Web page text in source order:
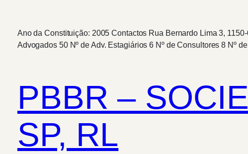
Ano da Constituição: 2005 Contactos Rua Bernardo Lima 3,
Advogados 50 Nº de Adv. Estagiários 6 Nº de Consultores 8 Nº
PBBR –
SP, RL